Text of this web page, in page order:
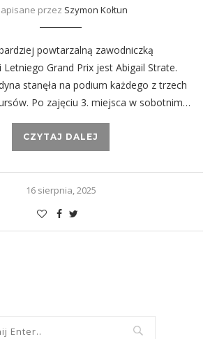
przez Szymon Kołtun
powtarzalną zawodniczką
Grand Prix jest Abigail Strate.
stanęła na podium każdego z trzech
Po zajęciu 3. miejsca w sobotnim…
CZYTAJ DALEJ
16 sierpnia, 2025